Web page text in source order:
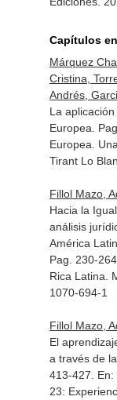
Capítulos
Márquez
Cristina,
Andrés,
La
Europea.
Europea.
Tirant Lo
Fillol Mazo,
Hacia la
análisis
América
Pag. 230-264.
Rica Latina .
1070-694-1
Fillol Mazo,
El
a través de
413-427.
23: